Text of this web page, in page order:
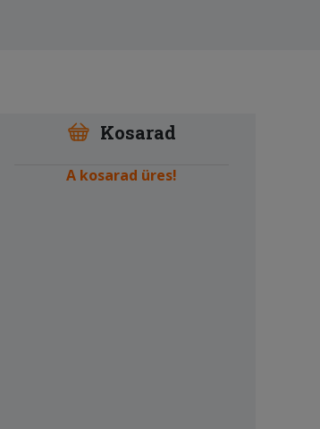
Kosarad
A kosarad üres!